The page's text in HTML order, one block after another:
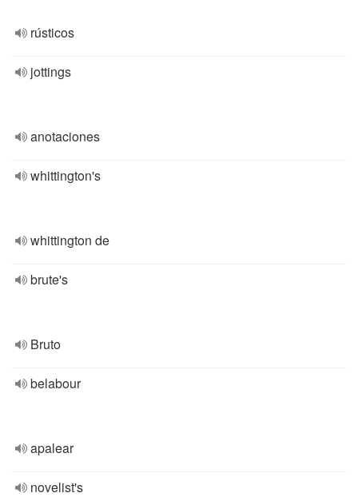
rústicos
jottings
anotaciones
whittington's
whittington de
brute's
Bruto
belabour
apalear
novelist's